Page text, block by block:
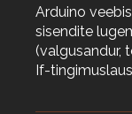
Arduino
sisendite
(valgusandur,
If-